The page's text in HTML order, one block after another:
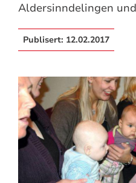
Aldersinndelingen
Publisert: 12.02.2017